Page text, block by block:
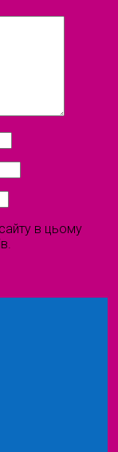
в цьому